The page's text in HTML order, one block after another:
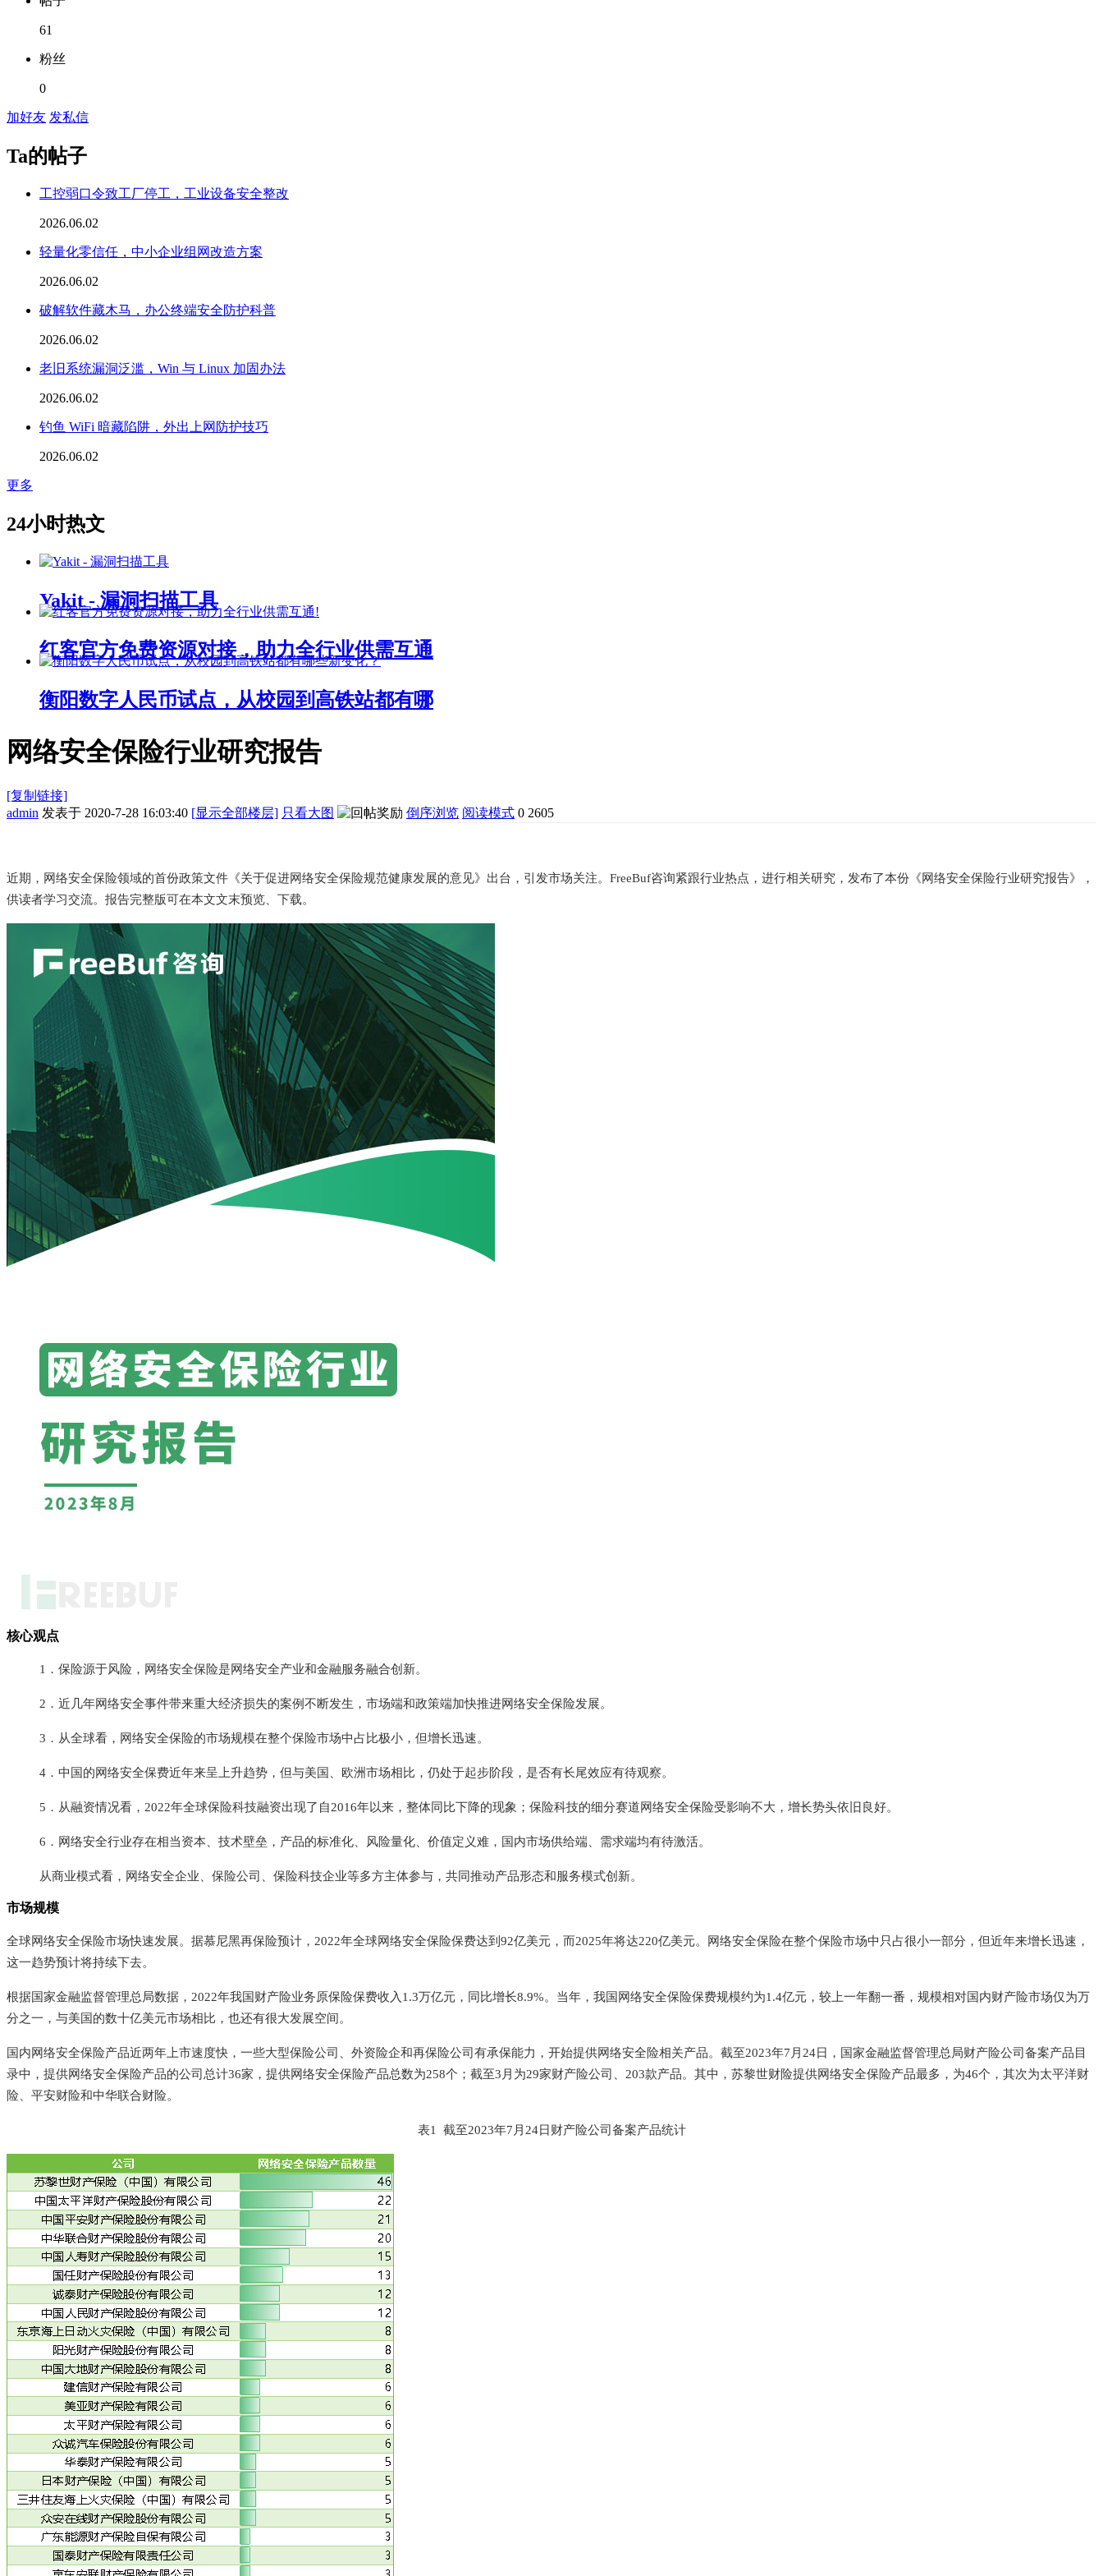
61
粉丝
0
加好友 发私信
Ta的帖子
工控弱口令致工厂停工，工业设备安全整改
2026.06.02
轻量化零信任，中小企业组网改造方案
2026.06.02
破解软件藏木马，办公终端安全防护科普
2026.06.02
老旧系统漏洞泛滥，Win 与 Linux 加固办法
2026.06.02
钓鱼 WiFi 暗藏陷阱，外出上网防护技巧
2026.06.02
更多
24小时热文
Yakit - 漏洞扫描工具
红客官方免费资源对接，助力全行业供需互通
衡阳数字人民币试点，从校园到高铁站都有哪
网络安全保险行业研究报告
[复制链接]
admin 发表于 2020-7-28 16:03:40 [显示全部楼层] 只看大图 倒序浏览 阅读模式 0 2605
近期，网络安全保险领域的首份政策文件《关于促进网络安全保险规范健康发展的意见》出台，引发市场关注。FreeBuf咨询紧跟行业热点，进行相关研究，发布了本份《网络安全保险行业研究报告》，
供读者学习交流。报告完整版可在本文文末预览、下载。
核心观点
1．保险源于风险，网络安全保险是网络安全产业和金融服务融合创新。
2．近几年网络安全事件带来重大经济损失的案例不断发生，市场端和政策端加快推进网络安全保险发展。
3．从全球看，网络安全保险的市场规模在整个保险市场中占比极小，但增长迅速。
4．中国的网络安全保费近年来呈上升趋势，但与美国、欧洲市场相比，仍处于起步阶段，是否有长尾效应有待观察。
5．从融资情况看，2022年全球保险科技融资出现了自2016年以来，整体同比下降的现象；保险科技的细分赛道网络安全保险受影响不大，增长势头依旧良好。
6．网络安全行业存在相当资本、技术壁垒，产品的标准化、风险量化、价值定义难，国内市场供给端、需求端均有待激活。
从商业模式看，网络安全企业、保险公司、保险科技企业等多方主体参与，共同推动产品形态和服务模式创新。
市场规模
全球网络安全保险市场快速发展。据慕尼黑再保险预计，2022年全球网络安全保险保费达到92亿美元，而2025年将达220亿美元。网络安全保险在整个保险市场中只占很小一部分，但近年来增长迅速，
这一趋势预计将持续下去。
根据国家金融监督管理总局数据，2022年我国财产险业务原保险保费收入1.3万亿元，同比增长8.9%。当年，我国网络安全保险保费规模约为1.4亿元，较上一年翻一番，规模相对国内财产险市场仅为万
分之一，与美国的数十亿美元市场相比，也还有很大发展空间。
国内网络安全保险产品近两年上市速度快，一些大型保险公司、外资险企和再保险公司有承保能力，开始提供网络安全险相关产品。截至2023年7月24日，国家金融监督管理总局财产险公司备案产品目
录中，提供网络安全保险产品的公司总计36家，提供网络安全保险产品总数为258个；截至3月为29家财产险公司、203款产品。其中，苏黎世财险提供网络安全保险产品最多，为46个，其次为太平洋财
险、平安财险和中华联合财险。
表1 截至2023年7月24日财产险公司备案产品统计